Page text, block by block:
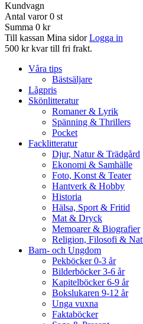
Kundvagn
Antal varor 0 st
Summa 0 kr
Till kassan Mina sidor Logga in
500 kr kvar till fri frakt.
Våra tips
Bästsäljare
Lågpris
Skönlitteratur
Romaner & Lyrik
Spänning & Thrillers
Pocket
Facklitteratur
Djur, Natur & Trädgård
Ekonomi & Samhälle
Foto, Konst & Teater
Hantverk & Hobby
Historia
Hälsa, Sport & Fritid
Mat & Dryck
Memoarer & Biografier
Religion, Filosofi &
Barn- och Ungdom
Pekböcker 0-3 år
Bilderböcker 3-6 år
Kapitelböcker 6-9 år
Bokslukaren 9-12 år
Unga vuxna
Faktaböcker